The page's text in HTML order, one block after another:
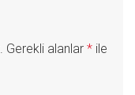
Gerekli alanlar * ile